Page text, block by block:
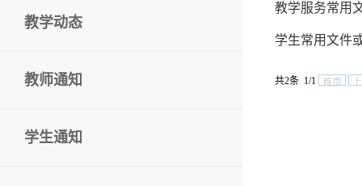
教学动态
教师通知
学生通知
教学服务常用
学生常用文件
共2条 1/1 首页